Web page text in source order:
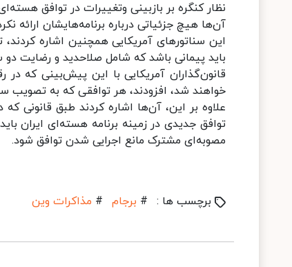
نظار کنگره بر بازبینی وتغییرات در توافق
آن‌ها هیچ جزئیاتی درباره برنامه‌هایشان ارائه
این سناتورهای آمریکایی همچنین اشاره
باید پیمانی باشد که شامل صلاحدید و رضایت
خواهند شد، افزودند، هر توافقی که به تصویب
مصوبه‌ای مشترک مانع اجرایی شدن توافق شود.
برچسب ها : # برجام # مذاکرات وین